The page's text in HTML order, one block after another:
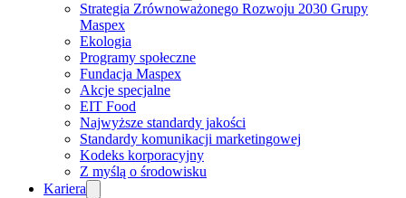
Strategia Zrównoważonego Rozwoju 2030 Grupy
Maspex
Ekologia
Programy społeczne
Fundacja Maspex
Akcje specjalne
EIT Food
Najwyższe standardy jakości
Standardy komunikacji marketingowej
Kodeks korporacyjny
Z myślą o środowisku
Kariera